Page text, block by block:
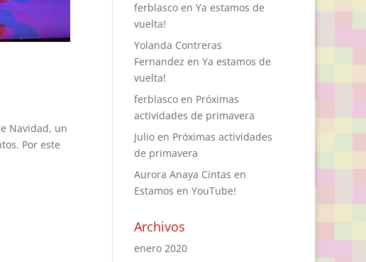
Navidad, un
Por este
ferblascoen Ya estamos de
vuelta!
Yolanda Contreras
Fernandez en Ya estamos de
vuelta!
ferblascoen Próximas
actividades de primavera
Julioen Próximas actividades
de primavera
Aurora Anaya Cintas en
Estamos en YouTube!
Archivos
enero 2020